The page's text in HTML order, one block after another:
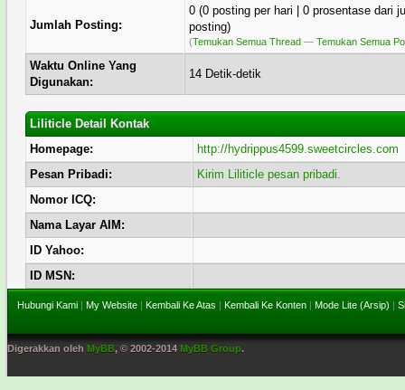
Jumlah Posting:
0 (0 posting per hari | 0 prosentase dari
posting)
(Temukan Semua Thread —Temukan Semua
Waktu Online Yang
Digunakan:
14 Detik-detik
Liliticle Detail Kontak
Homepage:
http://hydrippus4599.sweetcircles.com
Pesan Pribadi:
Kirim Liliticle pesan pribadi.
Nomor ICQ:
Nama Layar AIM:
ID Yahoo:
ID MSN:
Hubungi Kami | My Website | Kembali Ke Atas | Kembali Ke Konten | Mode Lite (Arsip) |
Digerakkan oleh MyBB, © 2002-2014 MyBB Group.